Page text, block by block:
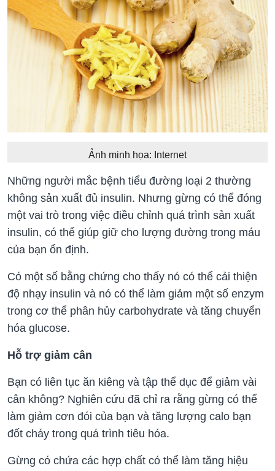
Ảnh minh họa: Internet
Những người mắc bệnh tiểu đường loại 2 thường
không sản xuất đủ insulin. Nhưng gừng có thể đóng
một vai trò trong việc điều chỉnh quá trình sản xuất
insulin, có thể giúp giữ cho lượng đường trong máu
của bạn ổn định.
Có một số bằng chứng cho thấy nó có thể cải thiện
độ nhạy insulin và nó có thể làm giảm một số enzym
trong cơ thể phân hủy carbohydrate và tăng chuyển
hóa glucose.
Hỗ trợ giảm cân
Bạn có liên tục ăn kiêng và tập thể dục để giảm vài
cân không? Nghiên cứu đã chỉ ra rằng gừng có thể
làm giảm cơn đói của bạn và tăng lượng calo bạn
đốt cháy trong quá trình tiêu hóa.
Gừng có chứa các hợp chất có thể làm tăng hiệu